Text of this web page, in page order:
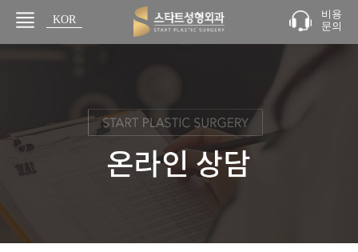
KOR
JPN
비용
문의